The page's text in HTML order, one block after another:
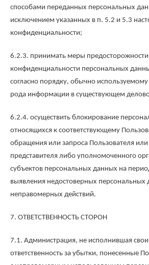
способами переданных персональных
исключением указанных в п. 5.2 и 5.3
конфиденциальности;
6.2.3. принимать меры
конфиденциальности персональных
согласно порядку, обычно
рода информации в существующем
6.2.4. осуществить блокирование
относящихся к соответствующему
обращения или запроса Пользователя или
представителя либо уполномоченного
субъектов персональных данных на
выявления недостоверных персональных
неправомерных действий.
7. ОТВЕТСТВЕННОСТЬ СТОРОН
7.1. Администрация, не исполнившая свои
ответственность за убытки, понесенные